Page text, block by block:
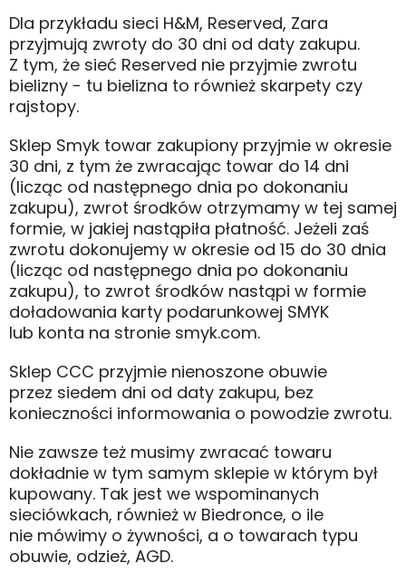
Dla przykładu sieci H&M, Reserved, Zara
przyjmują zwroty do 30 dni od daty zakupu.
Z tym, że sieć Reserved nie przyjmie zwrotu
bielizny - tu bielizna to również skarpety czy
rajstopy.
Sklep Smyk towar zakupiony przyjmie w okresie
30 dni, z tym że zwracając towar do 14 dni
(licząc od następnego dnia po dokonaniu
zakupu), zwrot środków otrzymamy w tej samej
formie, w jakiej nastąpiła płatność. Jeżeli zaś
zwrotu dokonujemy w okresie od 15 do 30 dnia
(licząc od następnego dnia po dokonaniu
zakupu), to zwrot środków nastąpi w formie
doładowania karty podarunkowej SMYK
lub konta na stronie smyk.com.
Sklep CCC przyjmie nienoszone obuwie
przez siedem dni od daty zakupu, bez
konieczności informowania o powodzie zwrotu.
Nie zawsze też musimy zwracać towaru
dokładnie w tym samym sklepie w którym był
kupowany. Tak jest we wspominanych
sieciówkach, również w Biedronce, o ile
nie mówimy o żywności, a o towarach typu
obuwie, odzież, AGD.